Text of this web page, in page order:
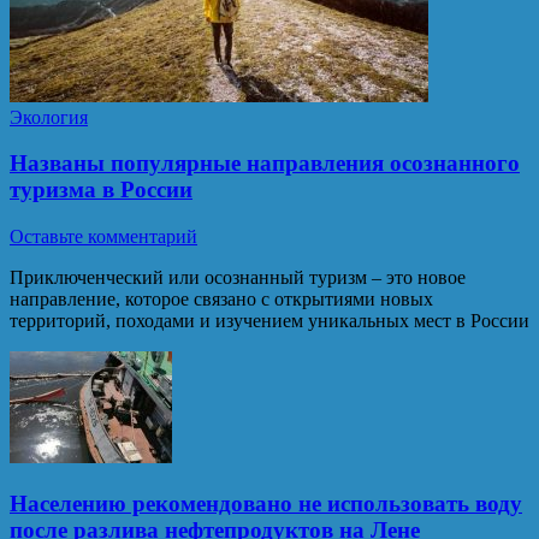
Экология
Названы популярные направления осознанного
туризма в России
Оставьте комментарий
Приключенческий или осознанный туризм – это новое
направление, которое связано с открытиями новых
территорий, походами и изучением уникальных мест в России
Населению рекомендовано не использовать воду
после разлива нефтепродуктов на Лене